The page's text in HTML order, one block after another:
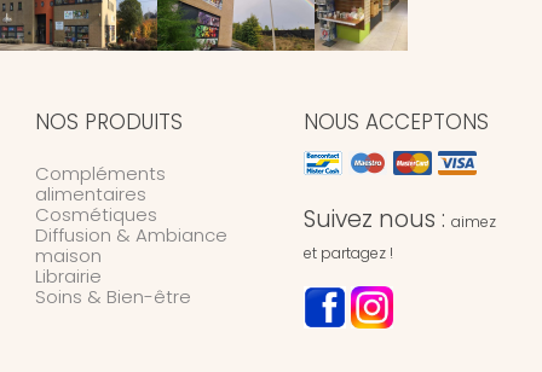
NOS PRODUITS
Compléments
alimentaires
Cosmétiques
Diffusion & Ambiance
maison
Librairie
Soins & Bien-être
NOUS ACCEPTONS
Suivez nous : aimez
et partagez !